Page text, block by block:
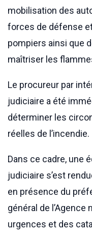
mobilisation des
forces de défense
pompiers ainsi que
maîtriser les
Le procureur par
judiciaire a été
déterminer les
réelles de l’incendie.
Dans ce cadre, une
judiciaire s’est
en présence du
général de
urgences et des